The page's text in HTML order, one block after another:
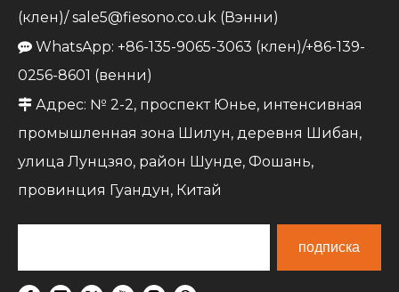
(клен)/sale5@fiesono.co.uk (Вэнни)
 WhatsApp: +86-135-9065-3063 (клен)/+86-139-
0256-8601 (венни)
 Адрес: № 2-2, проспект Юнье, интенсивная
промышленная зона Шилун, деревня Шибан,
улица Лунцзяо, район Шунде, Фошань,
провинция Гуандун, Китай
подписка